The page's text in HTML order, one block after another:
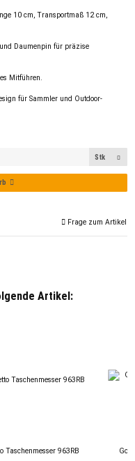
10 cm, Transportmaß 12 cm,
Daumenpin für präzise
Mitführen.
für Sammler und Outdoor-
Stk
Frage zum Artikel
Artikel:
Taschenmesser 963RB